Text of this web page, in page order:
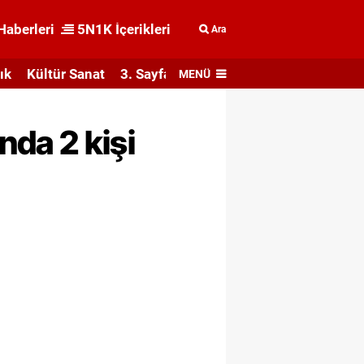
5N1K İçerikleri Ara
Kültür Sanat 3. Sayfa MENÜ
2 kişi